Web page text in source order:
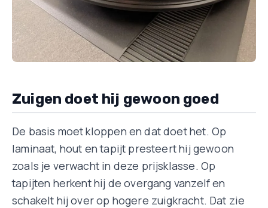
Zuigen doet hij gewoon goed
De basis moet kloppen en dat doet het. Op
laminaat, hout en tapijt presteert hij gewoon
zoals je verwacht in deze prijsklasse. Op
tapijten herkent hij de overgang vanzelf en
schakelt hij over op hogere zuigkracht. Dat zie